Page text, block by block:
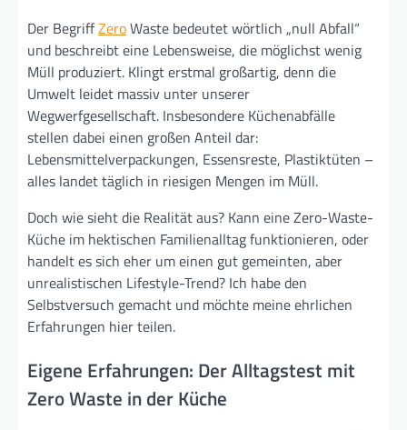
Der BegriffZeroWaste bedeutet wörtlich „null Abfall“
und beschreibt eine Lebensweise, die möglichst wenig
Müll produziert. Klingt erstmal großartig, denn die
Umwelt leidet massiv unter unserer
Wegwerfgesellschaft. Insbesondere Küchenabfälle
stellen dabei einen großen Anteil dar:
Lebensmittelverpackungen, Essensreste, Plastiktüten –
alles landet täglich in riesigen Mengen im Müll.
Doch wie sieht die Realität aus? Kann eine Zero-Waste-
Küche im hektischen Familienalltag funktionieren, oder
handelt es sich eher um einen gut gemeinten, aber
unrealistischen Lifestyle-Trend? Ich habe den
Selbstversuch gemacht und möchte meine ehrlichen
Erfahrungen hier teilen.
Eigene Erfahrungen: Der Alltagstest mit
Zero Waste in der Küche